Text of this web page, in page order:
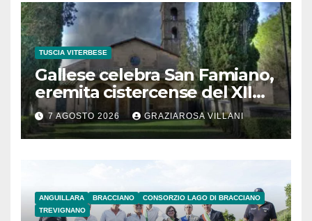
TUSCIA VITERBESE
Gallese celebra San Famiano,
eremita cistercense del XII
secolo
7 AGOSTO 2026 GRAZIAROSA VILLANI
ANGUILLARA BRACCIANO
CONSORZIO LAGO DI BRACCIANO
TREVIGNANO